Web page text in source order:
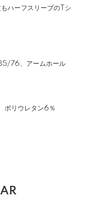
ハーフスリーブのTシ
76、アームホール
ポリウレタン6％